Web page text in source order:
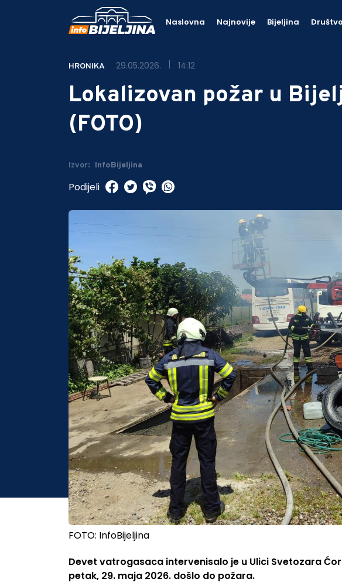
Naslovna Najnovije Bijeljina Društvo
HRONIKA 29.05.2026. 14:12
Lokalizovan požar u
(FOTO)
Izvor: InfoBijeljina
Podijeli
FOTO: InfoBijeljina
Devet vatrogasaca intervenisalo je u Ulici Svetozara
petak, 29. maja 2026. došlo do požara.